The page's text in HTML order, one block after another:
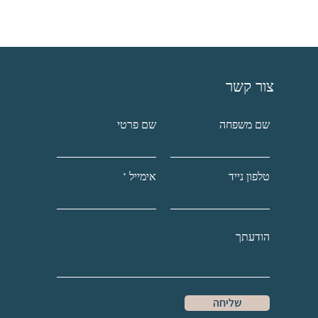
צור קשר
שם פרטי שם משפחה
אימייל טלפון נייד
שליחה